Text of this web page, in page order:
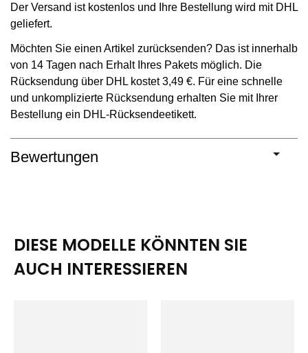
Der Versand ist kostenlos und Ihre Bestellung wird mit DHL
geliefert.
Möchten Sie einen Artikel zurücksenden? Das ist innerhalb
von 14 Tagen nach Erhalt Ihres Pakets möglich. Die
Rücksendung über DHL kostet 3,49 €. Für eine schnelle
und unkomplizierte Rücksendung erhalten Sie mit Ihrer
Bestellung ein DHL-Rücksendeetikett.
Bewertungen
DIESE MODELLE KÖNNTEN SIE
AUCH INTERESSIEREN